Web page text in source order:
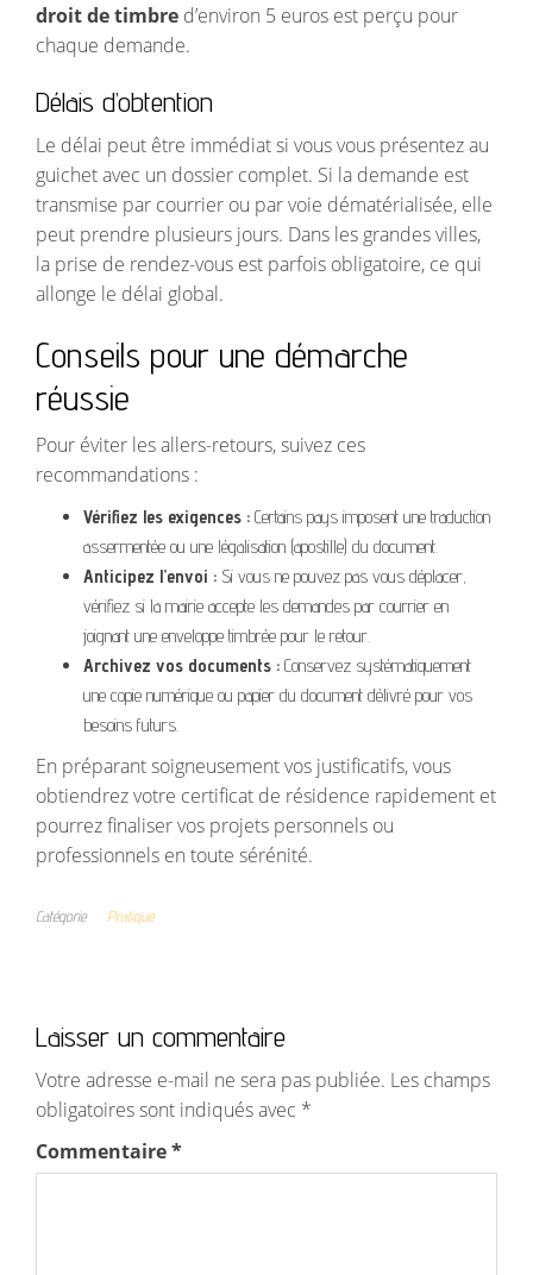
droit de timbre d’environ 5 euros est perçu pour
chaque demande.
Délais d’obtention
Le délai peut être immédiat si vous vous présentez au
guichet avec un dossier complet. Si la demande est
transmise par courrier ou par voie dématérialisée, elle
peut prendre plusieurs jours. Dans les grandes villes,
la prise de rendez-vous est parfois obligatoire, ce qui
allonge le délai global.
Conseils pour une démarche
réussie
Pour éviter les allers-retours, suivez ces
recommandations :
Vérifiez les exigences : Certains pays imposent une traduction
assermentée ou une légalisation (apostille) du document.
Anticipez l’envoi : Si vous ne pouvez pas vous déplacer,
vérifiez si la mairie accepte les demandes par courrier en
joignant une enveloppe timbrée pour le retour.
Archivez vos documents : Conservez systématiquement
une copie numérique ou papier du document délivré pour vos
besoins futurs.
En préparant soigneusement vos justificatifs, vous
obtiendrez votre certificat de résidence rapidement et
pourrez finaliser vos projets personnels ou
professionnels en toute sérénité.
Catégorie Pratique
Laisser un commentaire
Votre adresse e-mail ne sera pas publiée. Les champs
obligatoires sont indiqués avec *
Commentaire*